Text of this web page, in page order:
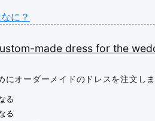
に？
made dress for the
にオーダーメイドのドレスを注文しま
る
る